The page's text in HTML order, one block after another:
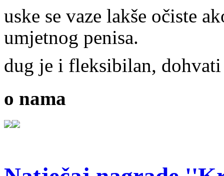
uske se vaze lakše očiste
umjetnog penisa.
dug je i fleksibilan,
o nama